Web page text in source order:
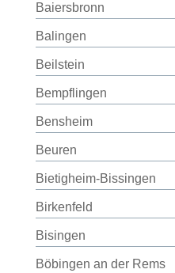
Baiersbronn
Balingen
Beilstein
Bempflingen
Bensheim
Beuren
Bietigheim-Bissingen
Birkenfeld
Bisingen
Böbingen an der Rems